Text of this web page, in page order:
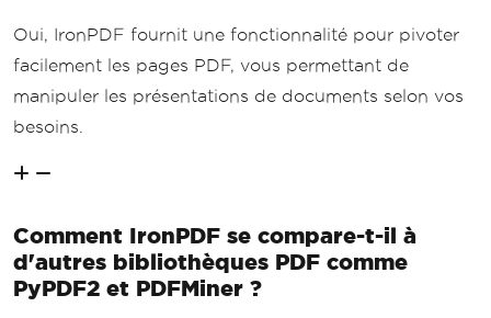
Oui, IronPDF fournit une fonctionnalité pour pivoter
facilement les pages PDF, vous permettant de
manipuler les présentations de documents selon vos
besoins.
Comment IronPDF se compare-t-il à
d'autres bibliothèques PDF comme
PyPDF2 et PDFMiner ?